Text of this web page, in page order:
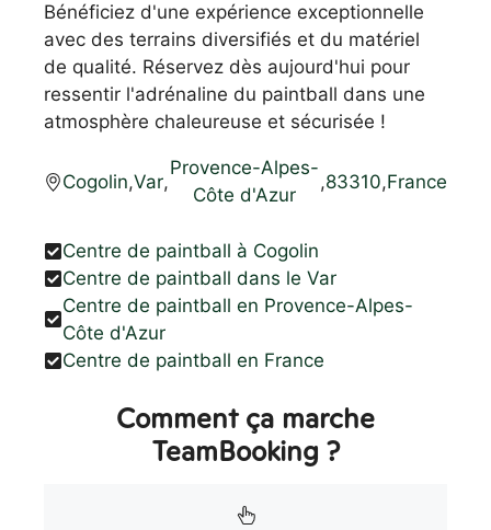
Bénéficiez d'une expérience exceptionnelle
avec des terrains diversifiés et du matériel
de qualité. Réservez dès aujourd'hui pour
ressentir l'adrénaline du paintball dans une
atmosphère chaleureuse et sécurisée !
Cogolin,Var,
Provence-Alpes-
Côte d'Azur
,83310,France
Centre de paintball à Cogolin
Centre de paintball dans le Var
Centre de paintball en Provence-Alpes-
Côte d'Azur
Centre de paintball en France
Comment ça marche
TeamBooking ?